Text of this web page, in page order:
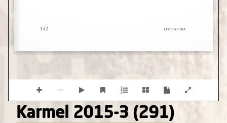
Karmel 2015-3 (291)